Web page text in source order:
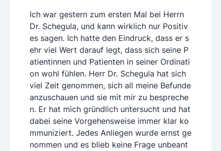
Ich war gestern zum ersten Mal bei Herrn
Dr. Schegula, und kann wirklich nur Positiv
es sagen. Ich hatte den Eindruck, dass er s
ehr viel Wert darauf legt, dass sich seine P
atientinnen und Patienten in seiner Ordinati
on wohl fühlen. Herr Dr. Schegula hat sich
viel Zeit genommen, sich all meine Befunde
anzuschauen und sie mit mir zu bespreche
n. Er hat mich gründlich untersucht und hat
dabei seine Vorgehensweise immer klar ko
mmuniziert. Jedes Anliegen wurde ernst ge
nommen und es blieb keine Frage unbeant